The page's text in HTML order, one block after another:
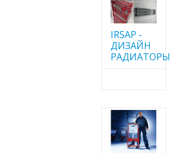
IRSAP -
ДИЗАЙН
РАДИАТОРЫ